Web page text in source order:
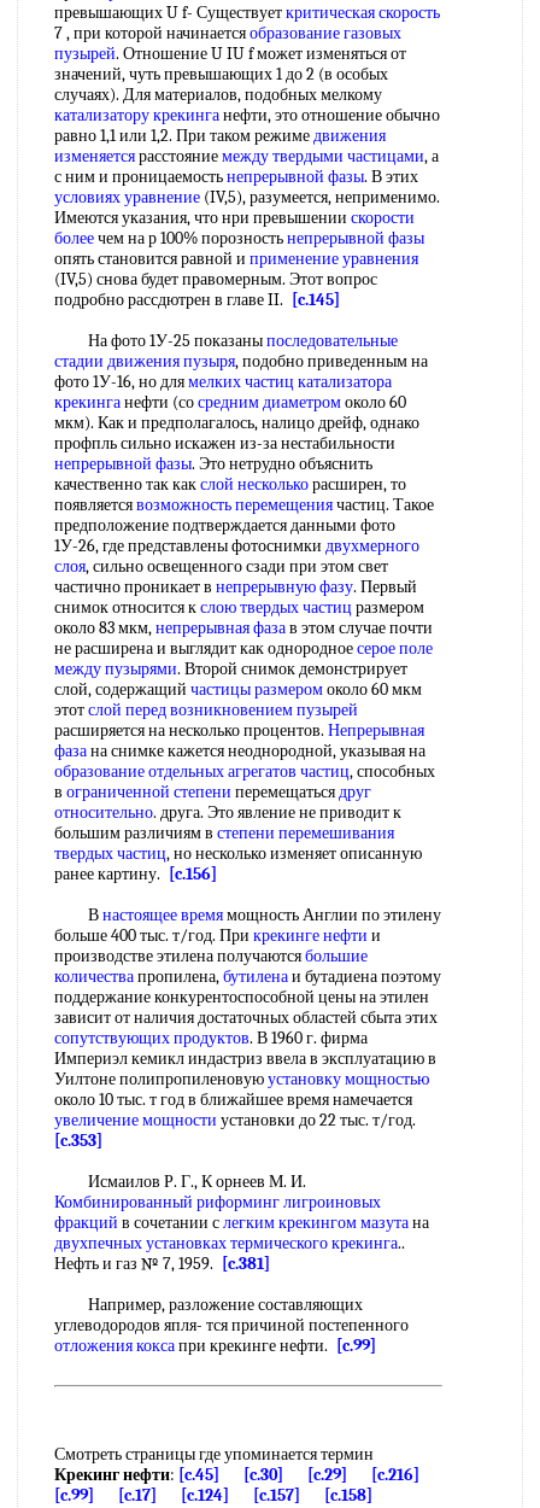
превышающих U f- Существуеткритическая скорость
7 , при которой начинаетсяобразование газовых
пузырей. Отношение U IU f может изменяться от
значений, чуть превышающих 1 до 2 (в особых
случаях). Для материалов, подобных мелкому
катализатору крекинганефти, это отношение обычно
равно 1,1 или 1,2. При таком режимедвижения
изменяетсярасстояниемежду твердыми частицами, а
с ним и проницаемостьнепрерывной фазы. В этих
условиях уравнение (IV,5), разумеется, неприменимо.
Имеются указания, что нри превышении скорости
болеечем на р 100% порозностьнепрерывной фазы
опять становится равной и применение уравнения
(IV,5) снова будет правомерным. Этот вопрос
подробно рассдютрен в главе II.
[c.145]
На фото 1У-25 показаныпоследовательные
стадии движения пузыря, подобно приведенным на
фото 1У-16, но длямелких частиц катализатора
крекинганефти (сосредним диаметромоколо 60
мкм). Как и предполагалось, налицо дрейф, однако
профпль сильно искажен из-за нестабильности
непрерывной фазы. Это нетрудно объяснить
качественно так какслой несколькорасширен, то
появляетсявозможность перемещениячастиц. Такое
предположение подтверждается данными фото
1У-26, где представлены фотоснимки двухмерного
слоя, сильно освещенного сзади при этом свет
частично проникает в непрерывную фазу. Первый
снимок относится кслою твердых частиц размером
около 83 мкм,непрерывная фазав этом случае почти
не расширена и выглядит как однородноесерое поле
между пузырями. Второй снимок демонстрирует
слой, содержащий частицы размеромоколо 60 мкм
этотслой передвозникновением пузырей
расширяется на несколько процентов. Непрерывная
фазана снимке кажется неоднородной, указывая на
образование отдельныхагрегатов частиц, способных
в ограниченной степени перемещатьсядруг
относительно. друга. Это явление не приводит к
большим различиям в степени перемешивания
твердых частиц, но несколько изменяет описанную
ранее картину.
[c.156]
Внастоящее времямощность Англии по этилену
больше 400 тыс. т/год. При крекинге нефти и
производстве этилена получаютсябольшие
количествапропилена,бутиленаи бутадиена поэтому
поддержание конкурентоспособной цены на этилен
зависит от наличия достаточных областей сбыта этих
сопутствующих продуктов. В 1960 г. фирма
Империэл кемикл индастриз ввела в эксплуатацию в
Уилтоне полипропиленовуюустановку мощностью
около 10 тыс. т год в ближайшее время намечается
увеличение мощности установки до 22 тыс. т/год.
[c.353]
Исмаилов Р. Г., К орнеев М. И.
Комбинированный риформинглигроиновых
фракций в сочетании слегким крекингом мазутана
двухпечных установках термического крекинга..
Нефть и газ № 7, 1959.
[c.381]
Например, разложение составляющих
углеводородов япля- тся причиной постепенного
отложения коксапри крекинге нефти. [c.99]
Смотреть страницы где упоминается термин
Крекинг нефти: [c.45] [c.30] [c.29]
[c.216]
[c.99]
[c.17] [c.124] [c.157]
[c.158]